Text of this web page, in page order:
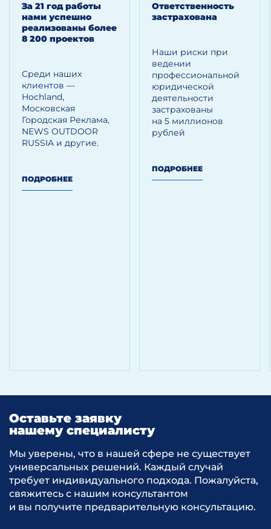
За 21 год работы
нами успешно
реализованы более
8 200 проектов
Среди наших
клиентов —
Hoсhland,
Московская
Городская Реклама,
NEWS OUTDOOR
RUSSIA и другие.
ПОДРОБНЕЕ
Ответственность
застрахована
Наши риски при
ведении
профессиональной
юридической
деятельности
застрахованы
на 5 миллионов
рублей
ПОДРОБНЕЕ
Оставьте заявку
нашему специалисту
Мы уверены, что в нашей сфере не существует
универсальных решений. Каждый случай
требует индивидуального подхода. Пожалуйста,
свяжитесь с нашим консультантом
и вы получите предварительную консультацию.